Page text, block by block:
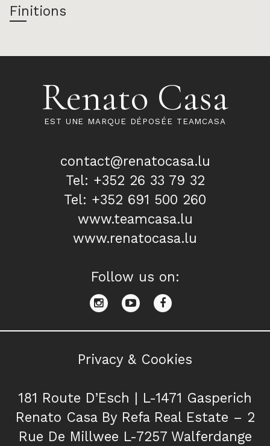
Finitions
Renato Casa
EST UNE MARQUE DÉPOSÉE TEAMCASA
contact@renatocasa.lu
Tel: +352 26 33 79 32
Tel: +352 691 500 260
www.teamcasa.lu
www.renatocasa.lu
Follow us on:
Privacy & Cookies
181 Route D’Esch | L-1471 Gasperich
Renato Casa By Refa Real Estate – 2
Rue De Millwee L-7257 Walferdange